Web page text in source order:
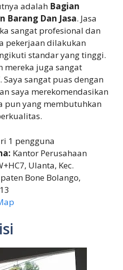
adalah Bagian
Barang Dan Jasa. Jasa
sangat profesional dan
pekerjaan dilakukan
standar yang tinggi.
mereka juga sangat
sangat puas dengan
saya merekomendasikan
pun yang membutuhkan
1 pengguna
Kantor Perusahaan
Ulanta, Kec.
Bone Bolango,